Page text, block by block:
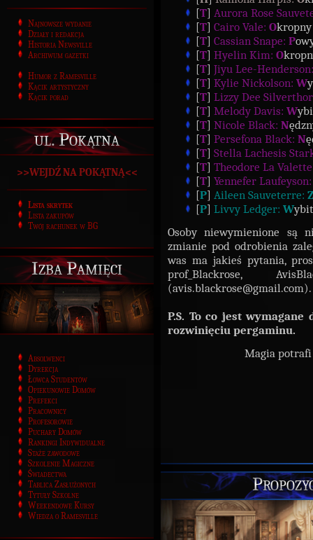
Najnowsze wydanie
Działy i redakcja
Historia Newsville
Archiwum gazetki
Humor z Ramesville
Kącik artystyczny
Kącik porad
ul. Pokątna
>>WEJDŹ NA POKĄTNĄ<<
Lista skrytek
Lista zakupów
Twój rachunek w BG
Izba Pamięci
Absolwenci
Dyrekcja
Łowca Studentów
Opiekunowie Domów
Prefekci
Pracownicy
Profesorowie
Puchary Domów
Rankingi Indywidualne
Staże zawodowe
Szkolenie Magiczne
Świadectwa
Tablica Zasłużonych
Tytuły Szkolne
Weekendowe Kursy
Wiedza o Ramesville
[T] Aurora Rose
[T] Cairo Vale: O
[T] Cassian Snape: P
[T] Hyelin Kim: O
[T] Jiyu Lee-
[T] Kylie Nickolson: W
[T] Lizzy Dee
[T] Melody Davis: W
[T] Nicole Black: N
[T] Persefona Black: N
[T] Stella Lachesis
[T] Theodore La
[T] Yennefer
[P] Aileen Sauveterre: Z
[P] Livvy Ledger: W
Osoby niewymienione są
zmianie pod odrobienia
was ma jakieś pytania,
prof_Blackrose,
(avis.blackrose@gmail.com).
P.S. To co jest
rozwinięciu pergaminu.
Magia